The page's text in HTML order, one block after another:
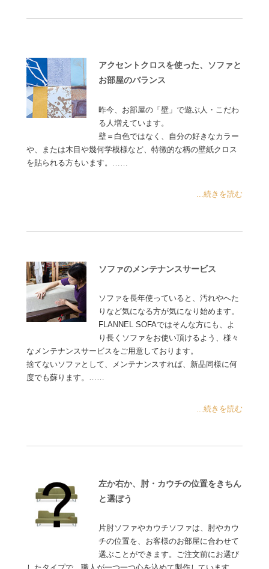
アクセントクロスを使った、ソファと
お部屋のバランス
昨今、お部屋の「壁」で遊ぶ人・こだわ
る人増えています。
壁＝白色ではなく、自分の好きなカラー
や、または木目や幾何学模様など、特徴的な柄の壁紙クロス
を貼られる方もいます。……
...続きを読む
ソファのメンテナンスサービス
ソファを長年使っていると、汚れやへた
りなど気になる方が気になり始めます。
FLANNEL SOFAではそんな方にも、よ
り長くソファをお使い頂けるよう、様々
なメンテナンスサービスをご用意しております。
捨てないソファとして、メンテナンスすれば、新品同様に何
度でも蘇ります。……
...続きを読む
左か右か、肘・カウチの位置をきちん
と選ぼう
片肘ソファやカウチソファは、肘やカウ
チの位置を、お客様のお部屋に合わせて
選ぶことができます。ご注文前にお選び